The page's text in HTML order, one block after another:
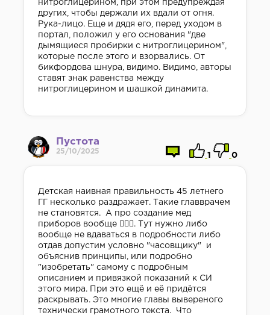
нитроглицерином, при этом предупреждая
других, чтобы держали их вдали от огня.
Рука-лицо. Еще и дядя его, перед уходом в
портал, положил у его основания "две
дымящиеся пробирки с нитроглицерином",
которые после этого и взорвались. От
бикфордова шнура, видимо. Видимо, авторы
ставят знак равенства между
нитроглицерином и шашкой динамита.
Пустота
25/10/2025
1 0
Детская наивная правильность 45 летнего
ГГ несколько раздражает. Такие главврачем
не становятся. А про создание мед
приборов вообще 🤦🏻‍♂️. Тут нужно либо
вообще не вдаваться в подробности либо
отдав допустим условно "часовщику" и
объяснив принципы, или подробно
"изобретать" самому с подробным
описанием и привязкой показаний к СИ
этого мира. При это ещё и её придётся
раскрывать. Это многие главы вывереного
технически грамотного текста. Что